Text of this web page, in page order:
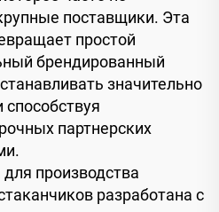
поставщики. Эта
простой
брендированный
значительно
партнерских
производства
разработана с